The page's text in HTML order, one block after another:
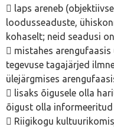
 laps areneb
loodusseaduste,
kohaselt; neid seadusi
 mistahes
tegevuse tagajärjed
ülejärgmises
 lisaks õigusele olla
õigust olla
 Riigikogu